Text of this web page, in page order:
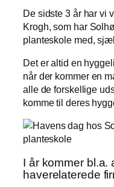
De sidste 3 år har vi
Krogh, som har
planteskole med,
Det er altid en
når der kommer en
alle de forskellige
komme til deres
I år kommer bl.a.
haverelaterede